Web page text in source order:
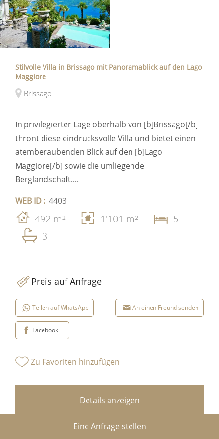
Stilvolle Villa in Brissago mit Panoramablick auf den Lago
Maggiore
Brissago
In privilegierter Lage oberhalb von [b]Brissago[/b]
thront diese eindrucksvolle Villa und bietet einen
atemberaubenden Blick auf den [b]Lago
Maggiore[/b] sowie die umliegende
Berglandschaft....
WEB ID : 4403
492 m² 1'101 m²
5
3
Preis auf Anfrage
Teilen auf WhatsApp An einen Freund senden
Facebook
Zu Favoriten hinzufügen
Details anzeigen
Eine Anfrage stellen